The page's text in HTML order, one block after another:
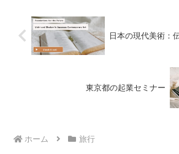
日本の現代美術：
東京都の起業セミナー
ホーム 旅行